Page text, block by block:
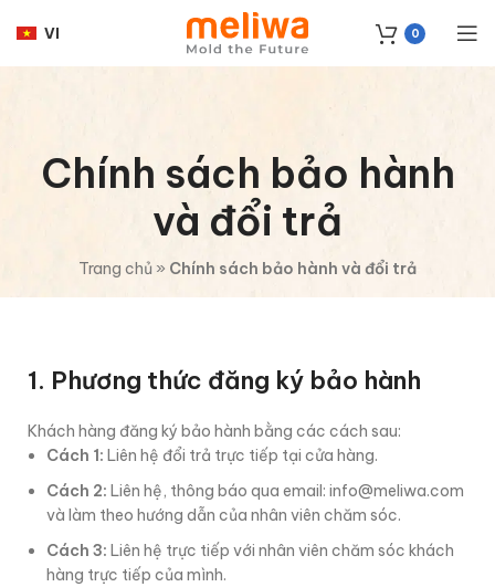
VI 0
Chính sách bảo hành
và đổi trả
Trang chủ » Chính sách bảo hành và đổi trả
1. Phương thức đăng ký bảo hành
Khách hàng đăng ký bảo hành bằng các cách sau:
Cách 1: Liên hệ đổi trả trực tiếp tại cửa hàng.
Cách 2: Liên hệ, thông báo qua email: info@meliwa.com
và làm theo hướng dẫn của nhân viên chăm sóc.
Cách 3: Liên hệ trực tiếp với nhân viên chăm sóc khách
hàng trực tiếp của mình.